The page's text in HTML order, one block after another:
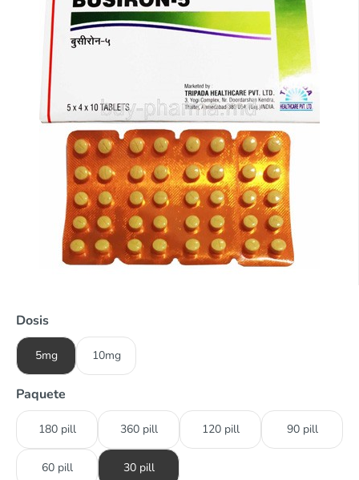
Dosis
5mg 10mg
Paquete
180 pill 360 pill 120 pill 90 pill
60 pill 30 pill